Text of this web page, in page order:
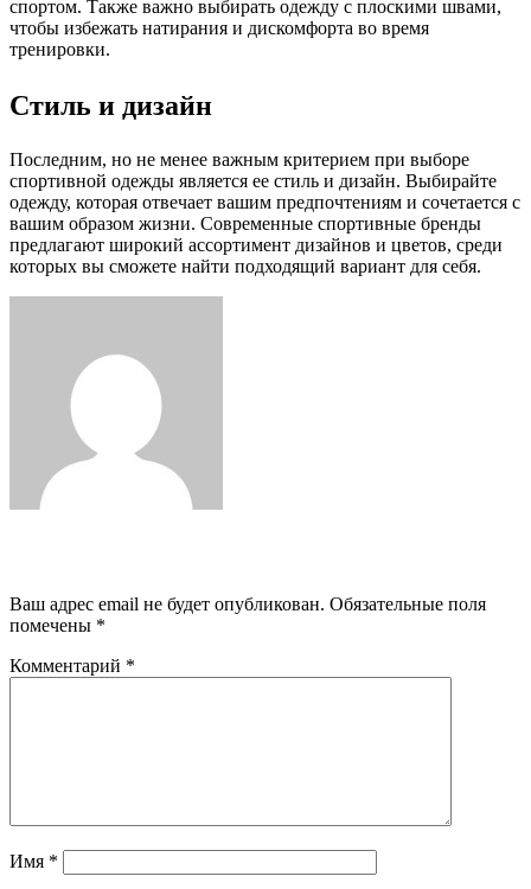
спортом. Также важно выбирать одежду с плоскими швами,
чтобы избежать натирания и дискомфорта во время
тренировки.
Стиль и дизайн
Последним, но не менее важным критерием при выборе
спортивной одежды является ее стиль и дизайн. Выбирайте
одежду, которая отвечает вашим предпочтениям и сочетается с
вашим образом жизни. Современные спортивные бренды
предлагают широкий ассортимент дизайнов и цветов, среди
которых вы сможете найти подходящий вариант для себя.
Ваш адрес email не будет опубликован. Обязательные поля
помечены *
Комментарий *
Имя *